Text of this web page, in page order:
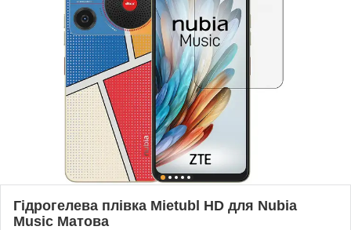
Гідрогелева плівка Mietubl HD для Nubia
Music Матова